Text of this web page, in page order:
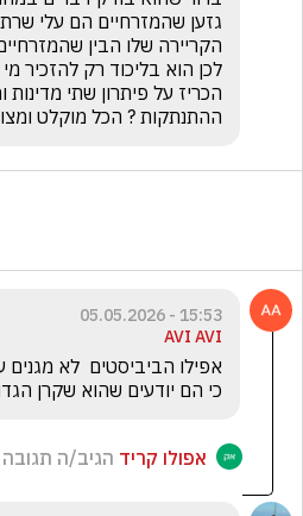
ההתנתקות ? הכל מוקלט
15:53 - 05.05.2026
AVI AVI
כי הם יודעים שהוא שקרן
אפולו קריד הגיב/ה